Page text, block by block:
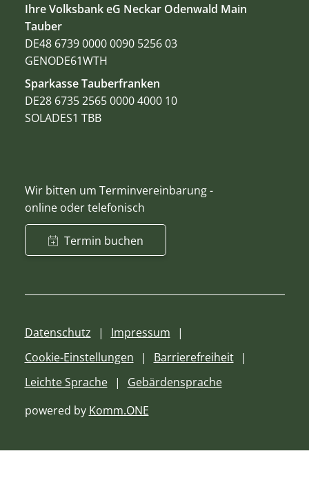
Ihre Volksbank eG Neckar Odenwald Main
Tauber
DE48 6739 0000 0090 5256 03
GENODE61WTH
Sparkasse Tauberfranken
DE28 6735 2565 0000 4000 10
SOLADES1 TBB
Wir bitten um Terminvereinbarung -
online oder telefonisch
Termin buchen
Datenschutz
Impressum
Cookie-Einstellungen
Barrierefreiheit
Leichte Sprache
Gebärdensprache
powered by Komm.ONE